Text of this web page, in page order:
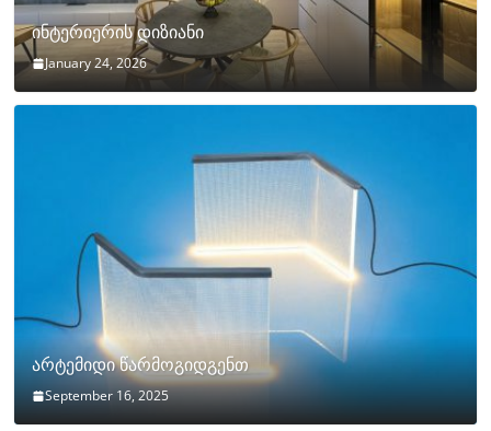
ინტერიერის დიზიანი
January 24, 2026
არტემიდი წარმოგიდგენთ
September 16, 2025